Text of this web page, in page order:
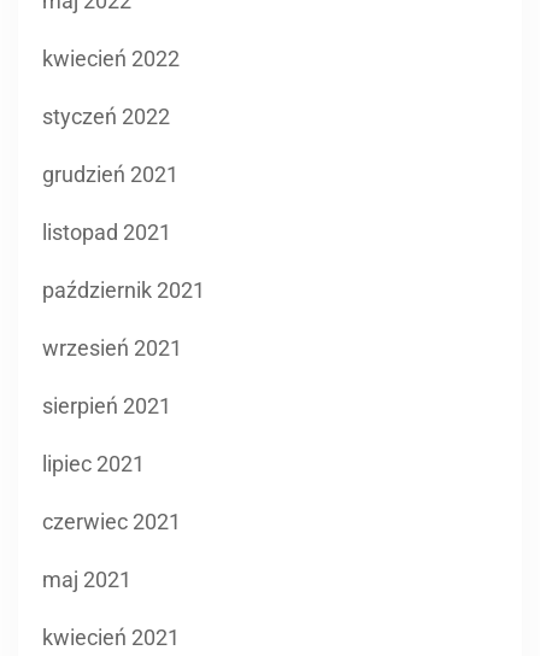
kwiecień 2022
styczeń 2022
grudzień 2021
listopad 2021
październik 2021
wrzesień 2021
sierpień 2021
lipiec 2021
czerwiec 2021
maj 2021
kwiecień 2021